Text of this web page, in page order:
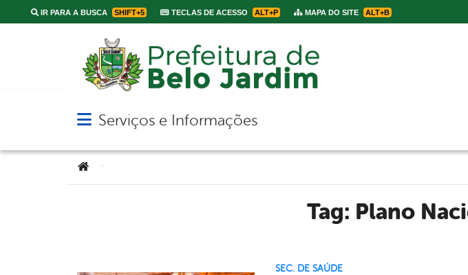
IR PARA A BUSCA SHIFT+5 TECLAS DE ACESSO ALT+P MAPA DO SITE ALT+B
Abrir menu principal de navegação
Serviços e Informações
Você está aqui:
Tag: Plano
SEC. DE SAÚDE